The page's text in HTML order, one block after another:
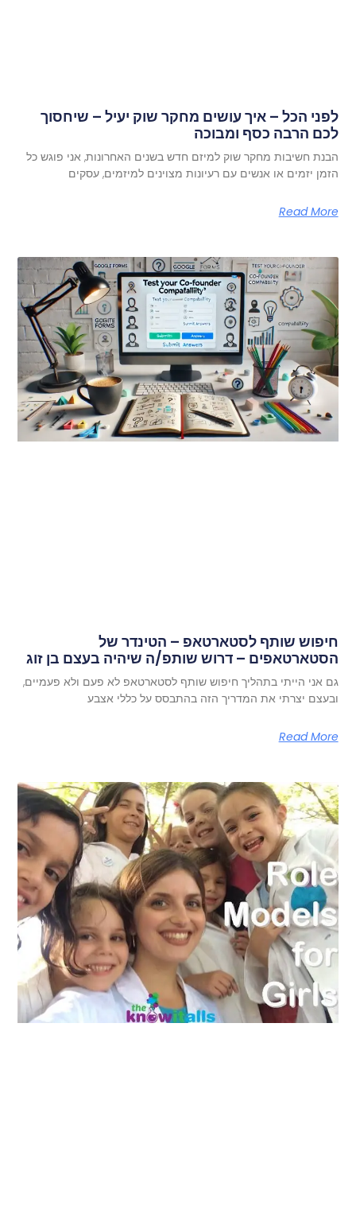
לפני הכל – איך עושים מחקר שוק יעיל – שיחסוך
לכם הרבה כסף ומבוכה
הבנת חשיבות מחקר שוק למיזם חדש בשנים האחרונות, אני פוגש כל
הזמן יזמים או אנשים עם רעיונות מצוינים למיזמים, עסקים
Read More
חיפוש שותף לסטארטאפ – הטינדר של
הסטארטאפים – דרוש שותפ/ה שיהיה בעצם בן זוג
גם אני הייתי בתהליך חיפוש שותף לסטארטאפ לא פעם ולא פעמיים,
ובעצם יצרתי את המדריך הזה בהתבסס על כללי אצבע
Read More